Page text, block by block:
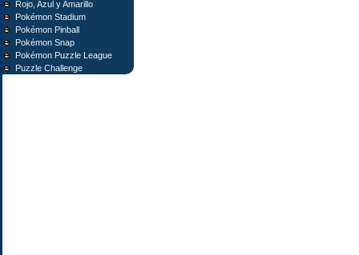
Rojo, Azul y Amarillo
Pokémon Stadium
Pokémon Pinball
Pokémon Snap
Pokémon Puzzle League
Puzzle Challenge